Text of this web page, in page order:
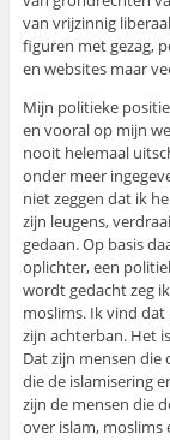
van vrijzinnig
figuren met gezag,
en websites maar
Mijn politieke
en vooral op mijn
nooit helemaal
onder meer
niet zeggen dat ik
zijn leugens,
gedaan. Op basis
oplichter, een
wordt gedacht zeg
moslims. Ik vind
zijn achterban. Het
Dat zijn mensen
die de islamisering
zijn de mensen die
over islam, moslims